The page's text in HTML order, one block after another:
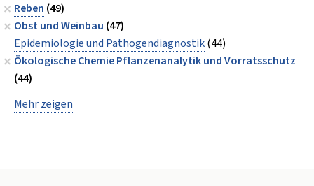
Reben (49)
Obst und Weinbau (47)
Epidemiologie und Pathogendiagnostik(44)
Ökologische Chemie Pflanzenanalytik und Vorratsschutz
(44)
Mehr zeigen